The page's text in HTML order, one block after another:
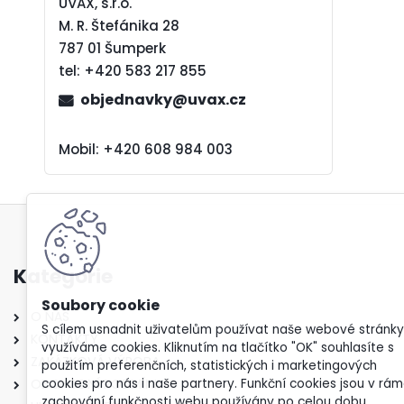
S cílem usnadnit uživatelům používat naše webové stránky
využíváme cookies. Kliknutím na tlačítko "OK" souhlasíte s
použitím preferenčních, statistických i marketingových
cookies pro nás i naše partnery. Funkční cookies jsou v
M. R. Štefánika 28
787 01 Šumperk
tel: +420 583 217 855
objednavky@uvax.cz
Mobil: +420 608 984 003
Kategorie
O NÁS
KONTAKTY
ZAKÁZKOVÁ VÝROBA
OBCHODNÍ PODMÍNKY